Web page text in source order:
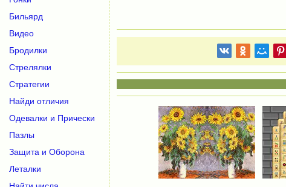
Бильярд
Видео
Бродилки
Стрелялки
Стратегии
Найди отличия
Одевалки и Прически
Пазлы
Защита и Оборона
Леталки